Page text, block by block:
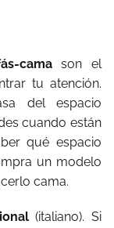
camason el
tu atención.
del espacio
cuando están
qué espacio
un modelo
cama.
(italiano). Si